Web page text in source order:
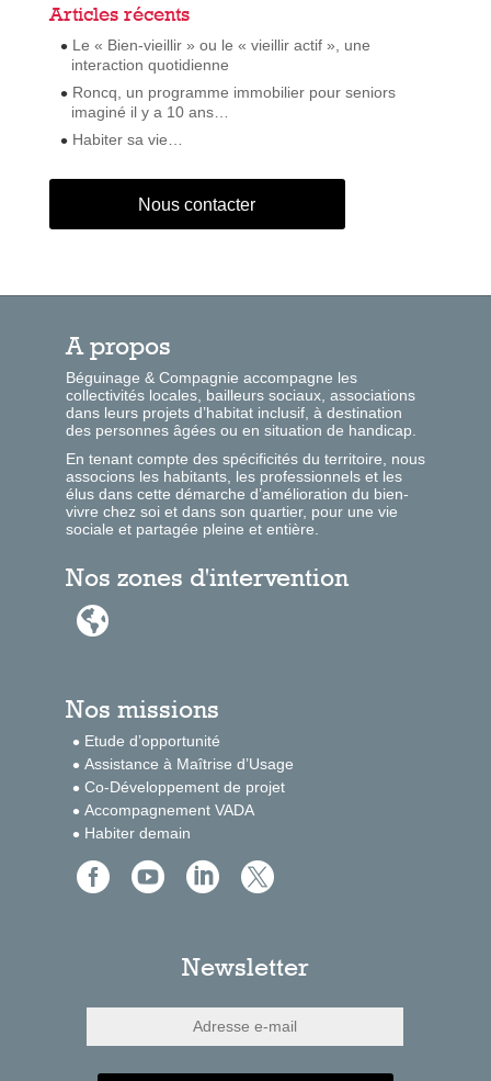
Articles récents
Le « Bien-vieillir » ou le « vieillir actif », une
interaction quotidienne
Roncq, un programme immobilier pour seniors
imaginé il y a 10 ans…
Habiter sa vie…
Nous contacter
A propos
Béguinage & Compagnie accompagne les
collectivités locales, bailleurs sociaux, associations
dans leurs projets d’habitat inclusif, à destination
des personnes âgées ou en situation de handicap.
En tenant compte des spécificités du territoire, nous
associons les habitants, les professionnels et les
élus dans cette démarche d’amélioration du bien-
vivre chez soi et dans son quartier, pour une vie
sociale et partagée pleine et entière.
Nos zones d'intervention

Nos missions
Etude d’opportunité
Assistance à Maîtrise d’Usage
Co-Développement de projet
Accompagnement VADA
Habiter demain
   
Newsletter